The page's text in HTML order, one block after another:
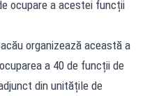
ocupare a acestei funcții
organizează această a
a 40 de funcții de
din unitățile de